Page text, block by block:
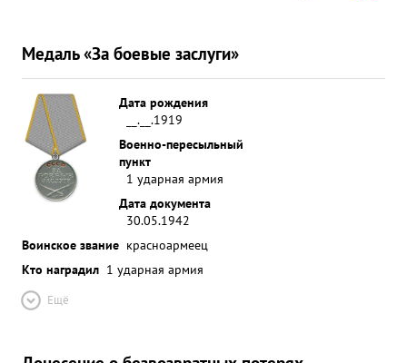
Медаль «За боевые заслуги»
Дата рождения
__.__.1919
Военно-пересыльный
пункт
1 ударная армия
Дата документа
30.05.1942
Воинское звание красноармеец
Кто наградил 1 ударная армия
Ещё